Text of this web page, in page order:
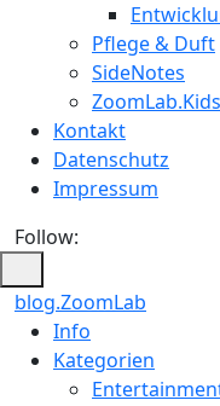
Pflege & Duft
SideNotes
ZoomLab.Kids
Kontakt
Datenschutz
Impressum
Follow:
blog.ZoomLab
ZoomLab
//
Info
Kategorien